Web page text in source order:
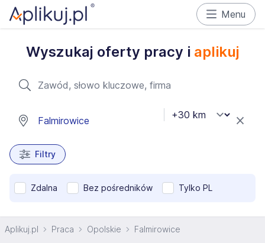
Menu
Wyszukaj oferty pracy i aplikuj
Filtry
Zdalna Bez pośredników Tylko PL
Aplikuj.pl Praca Opolskie Falmirowice